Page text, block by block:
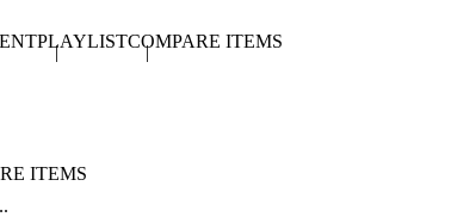
PLAYLISTCOMPARE ITEMS
ITEMS